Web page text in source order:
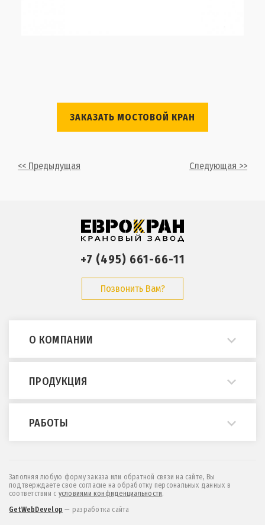
ЗАКАЗАТЬ МОСТОВОЙ КРАН
<< Предыдущая Следующая >>
+7 (495) 661-66-11
Позвонить Вам?
О КОМПАНИИ
О нас
Примеры работ
Опросные листы
ГОСТы и нормативы
Контакты
Новости
ПРОДУКЦИЯ
Мостовые краны
Кран-балки
Козловые и полукозловые краны
Эстакады и монорельсы
РАБОТЫ
Проектирование
Обследование
Заполняя любую форму заказа или обратной связи на сайте, Вы
подтверждаете свое согласие на обработку персональных данных в
соответствии c условиями конфиденциальности.
GetWebDevelop — разработка сайта